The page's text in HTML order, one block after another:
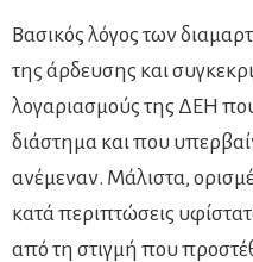
Βασικός λόγος των
της άρδευσης και
λογαριασμούς της ΔΕΗ
διάστημα και που
ανέμεναν. Μάλιστα,
κατά περιπτώσεις
από τη στιγμή που